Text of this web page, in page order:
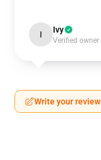
I Ivy
Verified owner
Write your review